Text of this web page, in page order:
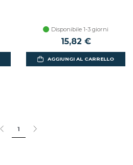
Disponibile 1-3 giorni
15,82 €
AGGIUNGI AL CARRELLO
1